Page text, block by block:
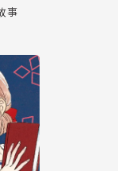
書櫃開通申請
事